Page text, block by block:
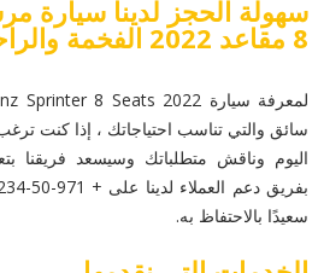
سهولة الحجز لدينا سيارة
8 مقاعد 2022 الفخمة والراحة
سائق والتي تناسب احتياجاتك ، إذا كنت
اليوم وناقش متطلباتك وسيسعد فريقنا
سعيدًا بالاحتفاظ به.